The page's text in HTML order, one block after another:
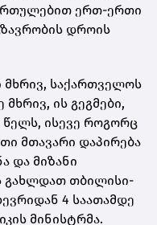
ერთ-ერთი
დროის
მხრივ, საქართველოს
ის გეგმები,
წელს, ისევე როგორც
მთავარი დაპირება
და მიზანი
გახლდათ თბილისი-
4 საათამდე
მინისტრმა.